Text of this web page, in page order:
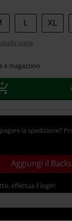
XL
taglie
a magazzino
la spedizione?
Aggiungi il
effettua il login: